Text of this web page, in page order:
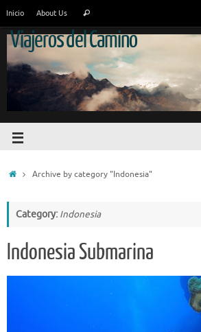
Inicio About Us
Viajeros del Camino
Archive by category "Indonesia"
Category: Indonesia
Indonesia Submarina